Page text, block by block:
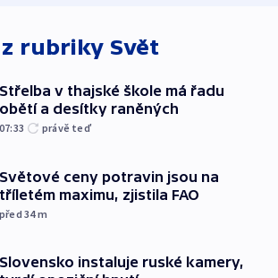
rubriky Svět
Střelba v thajské škole má řadu
obětí a desítky raněných
07:33 právě teď
Světové ceny potravin jsou na
tříletém maximu, zjistila FAO
před 34m
Slovensko instaluje ruské kamery,